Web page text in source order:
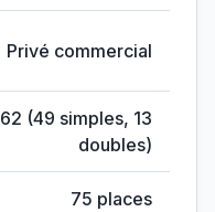
Privé commercial
62 (49 simples, 13
doubles)
75 places